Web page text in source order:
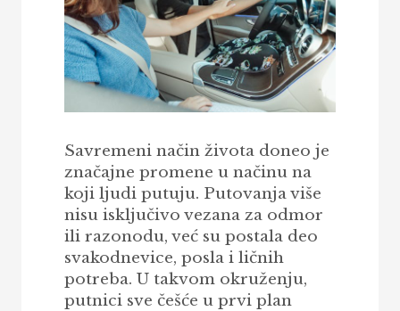
Savremeni način života doneo je
značajne promene u načinu na
koji ljudi putuju. Putovanja više
nisu isključivo vezana za odmor
ili razonodu, već su postala deo
svakodnevice, posla i ličnih
potreba. U takvom okruženju,
putnici sve češće u prvi plan